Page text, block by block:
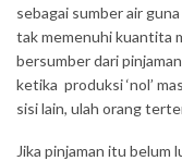
sebagai sumber air
tak memenuhi kuantita
bersumber dari
ketika produksi ‘nol’
sisi lain, ulah orang
Jika pinjaman itu belum